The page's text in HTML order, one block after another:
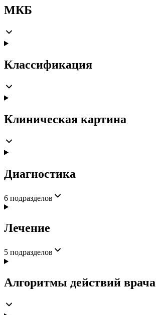
МКБ
Классификация
Клиническая картина
Диагностика
6 подразделов
Лечение
5 подразделов
Алгоритмы действий врача